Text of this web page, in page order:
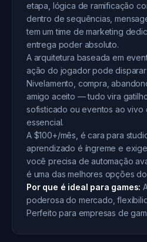
etapa, lógica de ramificação
dentro de sequências,
tem um time de marketing
entrega poder absoluto.
A arquitetura baseada em
ação do jogador pode disparar
Nivelamento, compra,
amigo aceito — tudo vira
sofisticado ou eventos ao vivo
essencial.
A $100+/mês, é cara para
aprendizado é íngreme e
você precisa de automação
é uma das melhores opções
Por que é ideal para games:
poderosa do mercado,
Perfeito para empresas de